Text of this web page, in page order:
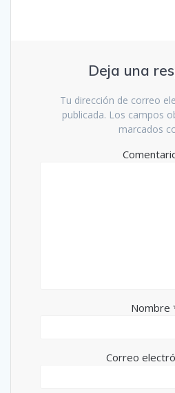
Deja una
Tu dirección de correo
publicada. Los campos
marcados
Nombre
Correo